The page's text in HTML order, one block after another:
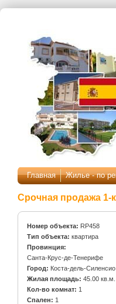
Перейти к основному содержанию
Главная Жилье - по
Срочная продажа 1-
Номер объекта: RP458
Тип объекта: квартира
Провинция:
Санта-Крус-де-Тенерифе
Город: Коста-дель-Силенсио
Жилая площадь: 45.00 кв.м.
Кол-во комнат: 1
Спален: 1